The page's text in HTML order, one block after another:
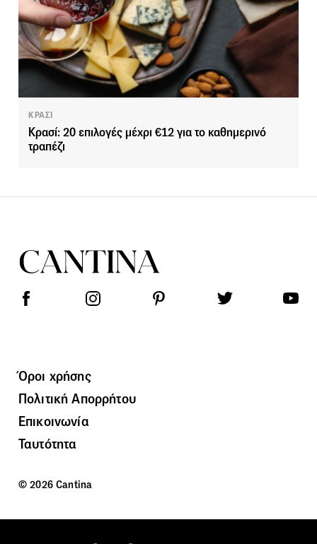
ΚΡΑΣΙ
Κρασί: 20 επιλογές μέχρι €12 για το καθημερινό
τραπέζι
Όροι χρήσης
Πολιτική Απορρήτου
Επικοινωνία
Ταυτότητα
© 2026 Cantina